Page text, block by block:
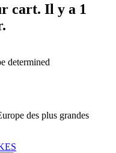
cart. Il y a 1
determined
des plus grandes